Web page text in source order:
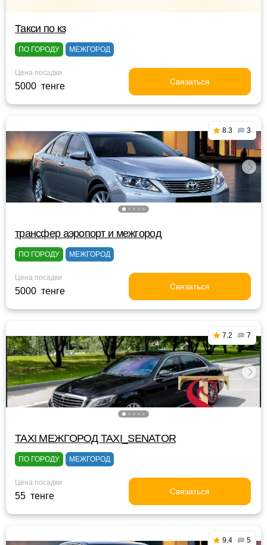
Такси по кз
ПО ГОРОДУ МЕЖГОРОД
Цена посадки
5000 тенге Связаться
8.3 3
трансфер аэропорт и межгород
ПО ГОРОДУ МЕЖГОРОД
Цена посадки
5000 тенге Связаться
7.2 7
TAXI МЕЖГОРОД TAXI_SENATOR
ПО ГОРОДУ МЕЖГОРОД
Цена посадки
55 тенге Связаться
9.4 5